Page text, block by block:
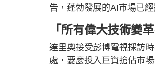
告，蓬勃發展的AI市場已
「所有偉大技術變
達里奧接受彭博電視採訪
處，要麼投入巨資搶佔市